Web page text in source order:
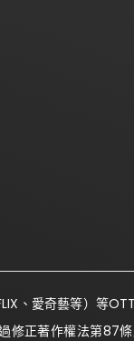
、愛奇藝等）等
修正著作權法第87